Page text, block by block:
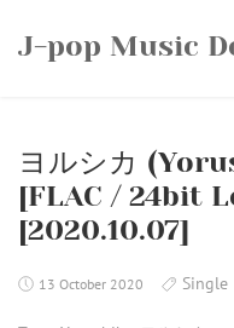
J-pop Music
ヨルシカ
[FLAC / 24bit
[2020.10.07]
13 October 2020 Single